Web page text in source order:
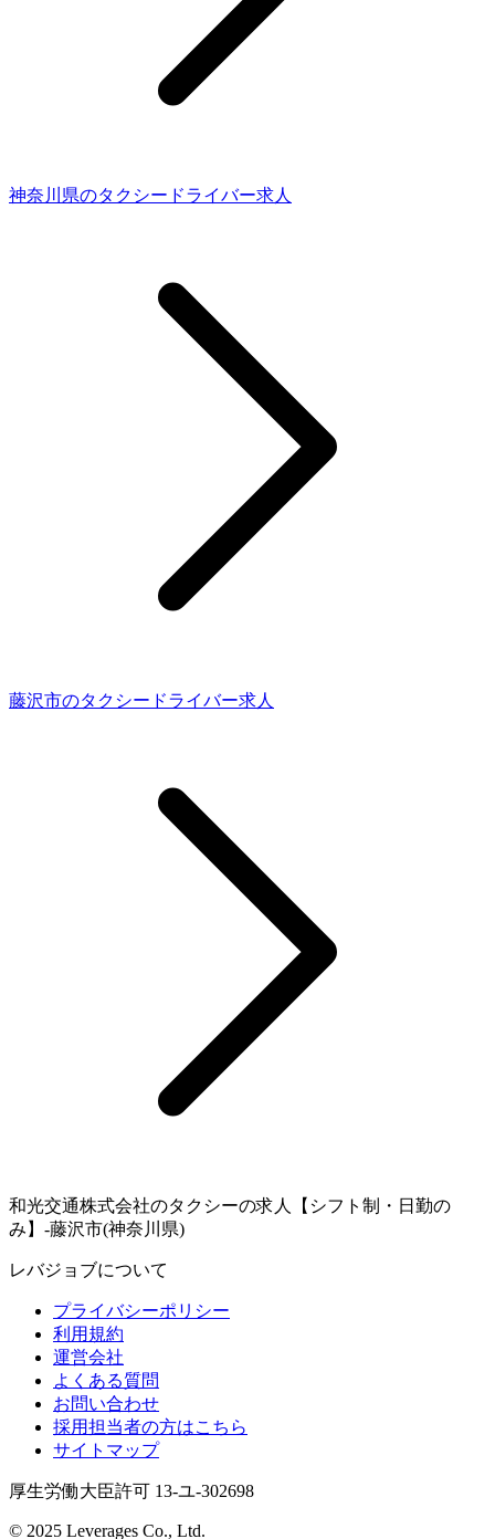
神奈川県のタクシードライバー求人
藤沢市のタクシードライバー求人
和光交通株式会社のタクシーの求人【シフト制・日勤の
み】-藤沢市(神奈川県)
レバジョブについて
プライバシーポリシー
利用規約
運営会社
よくある質問
お問い合わせ
採用担当者の方はこちら
サイトマップ
厚生労働大臣許可 13-ユ-302698
© 2025 Leverages Co., Ltd.